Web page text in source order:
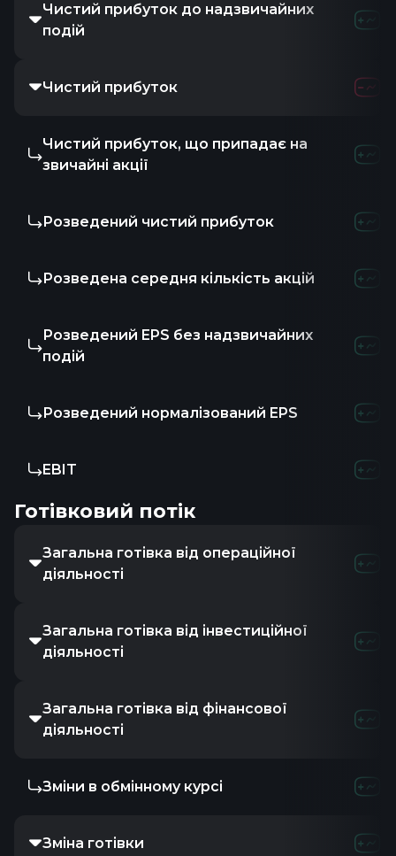
Чистий прибуток до надзвичайних
подій
Чистий прибуток
Чистий прибуток, що припадає на
звичайні акції
Розведений чистий прибуток
Розведена середня кількість акцій
Розведений EPS без надзвичайних
подій
Розведений нормалізований EPS
EBIT
Готівковий потік
Загальна готівка від операційної
діяльності
Загальна готівка від інвестиційної
діяльності
Загальна готівка від фінансової
діяльності
Зміни в обмінному курсі
Зміна готівки